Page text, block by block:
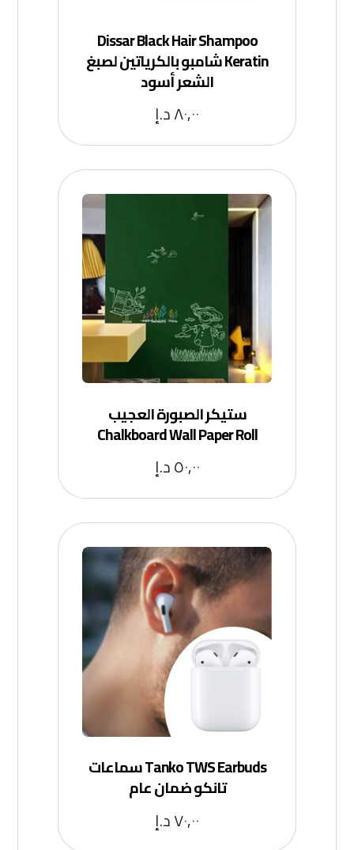
Dissar Black Hair Shampoo
Keratin شامبو بالكرياتين لصبغ
الشعر أسود
٨٠,٠٠د.إ
ستيكر الصبورة العجيب
Chalkboard Wall Paper Roll
٥٠,٠٠د.إ
Tanko TWS Earbuds سماعات
تانكو ضمان عام
٧٠,٠٠د.إ